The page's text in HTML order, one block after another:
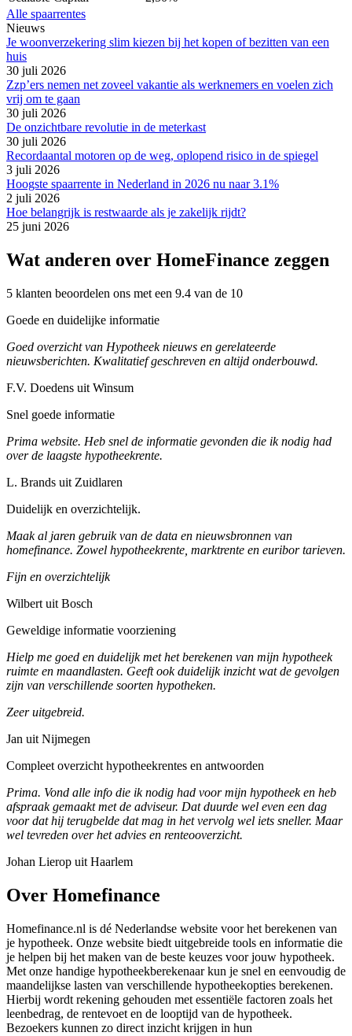
Alle spaarrentes
Nieuws
Je woonverzekering slim kiezen bij het kopen of bezitten van een
huis
30 juli 2026
Zzp’ers nemen net zoveel vakantie als werknemers en voelen zich
vrij om te gaan
30 juli 2026
De onzichtbare revolutie in de meterkast
30 juli 2026
Recordaantal motoren op de weg, oplopend risico in de spiegel
3 juli 2026
Hoogste spaarrente in Nederland in 2026 nu naar 3.1%
2 juli 2026
Hoe belangrijk is restwaarde als je zakelijk rijdt?
25 juni 2026
Wat anderen over HomeFinance zeggen
5 klanten beoordelen ons met een 9.4 van de 10
Goede en duidelijke informatie
Goed overzicht van Hypotheek nieuws en gerelateerde
nieuwsberichten. Kwalitatief geschreven en altijd onderbouwd.
F.V. Doedens uit Winsum
Snel goede informatie
Prima website. Heb snel de informatie gevonden die ik nodig had
over de laagste hypotheekrente.
L. Brands uit Zuidlaren
Duidelijk en overzichtelijk.
Maak al jaren gebruik van de data en nieuwsbronnen van
homefinance. Zowel hypotheekrente, marktrente en euribor tarieven.
Fijn en overzichtelijk
Wilbert uit Bosch
Geweldige informatie voorziening
Hielp me goed en duidelijk met het berekenen van mijn hypotheek
ruimte en maandlasten. Geeft ook duidelijk inzicht wat de gevolgen
zijn van verschillende soorten hypotheken.
Zeer uitgebreid.
Jan uit Nijmegen
Compleet overzicht hypotheekrentes en antwoorden
Prima. Vond alle info die ik nodig had voor mijn hypotheek en heb
afspraak gemaakt met de adviseur. Dat duurde wel even een dag
voor dat hij terugbelde dat mag in het vervolg wel iets sneller. Maar
wel tevreden over het advies en renteooverzicht.
Johan Lierop uit Haarlem
Over Homefinance
Homefinance.nl is dé Nederlandse website voor het berekenen van
je hypotheek. Onze website biedt uitgebreide tools en informatie die
je helpen bij het maken van de beste keuzes voor jouw hypotheek.
Met onze handige hypotheekberekenaar kun je snel en eenvoudig de
maandelijkse lasten van verschillende hypotheekopties berekenen.
Hierbij wordt rekening gehouden met essentiële factoren zoals het
leenbedrag, de rentevoet en de looptijd van de hypotheek.
Bezoekers kunnen zo direct inzicht krijgen in hun